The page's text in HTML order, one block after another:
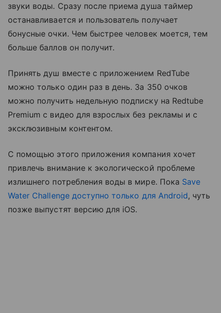
звуки воды. Сразу после приема душа таймер
останавливается и пользователь получает
бонусные очки. Чем быстрее человек моется, тем
больше баллов он получит.
Принять душ вместе с приложением RedTube
можно только один раз в день. За 350 очков
можно получить недельную подписку на Redtube
Premium с видео для взрослых без рекламы и с
эксклюзивным контентом.
С помощью этого приложения компания хочет
привлечь внимание к экологической проблеме
излишнего потребления воды в мире. Пока Save
Water Challenge доступно только для Android, чуть
позже выпустят версию для iOS.